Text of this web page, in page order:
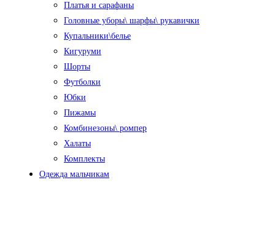
Платья и сарафаны
Головные уборы\ шарфы\ рукавички
Купальники\белье
Кигуруми
Шорты
Футболки
Юбки
Пижамы
Комбинезоны\ ромпер
Халаты
Комплекты
Одежда мальчикам